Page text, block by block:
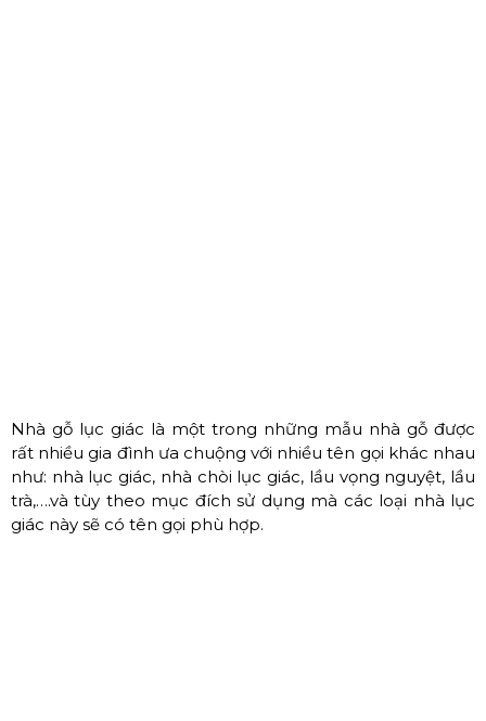
Nhà gỗ lục giác là một trong những mẫu nhà gỗ được
rất nhiều gia đình ưa chuộng với nhiều tên gọi khác nhau
như: nhà lục giác, nhà chòi lục giác, lầu vọng nguyệt, lầu
trà,….và tùy theo mục đích sử dụng mà các loại nhà lục
giác này sẽ có tên gọi phù hợp.